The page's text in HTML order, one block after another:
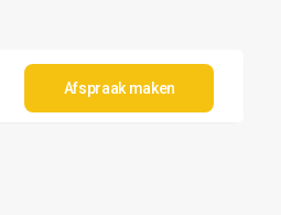
Afspraak maken